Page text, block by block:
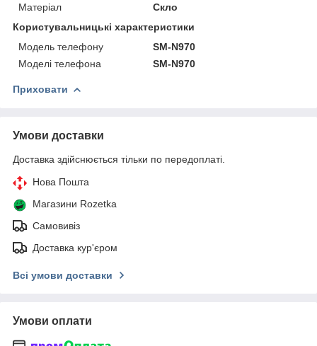
Матеріал
Скло
Користувальницькі характеристики
Модель телефону
SM-N970
Моделі телефона
SM-N970
Приховати
Умови доставки
Доставка здійснюється тільки по передоплаті.
Нова Пошта
Магазини Rozetka
Самовивіз
Доставка кур'єром
Всі умови доставки
Умови оплати